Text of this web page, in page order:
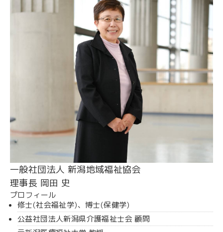
一般社団法人 新潟地域福祉協会
理事長 岡田 史
プロフィール
修士(社会福祉学)、博士(保健学)
公益社団法人新潟県介護福祉士会 顧問